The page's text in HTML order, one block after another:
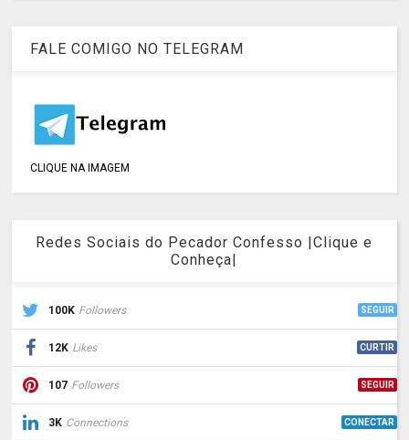
FALE COMIGO NO TELEGRAM
CLIQUE NA IMAGEM
Redes Sociais do Pecador Confesso |Clique e
Conheça|
100K Followers SEGUIR
12K Likes CURTIR
107 Followers SEGUIR
3K Connections CONECTAR